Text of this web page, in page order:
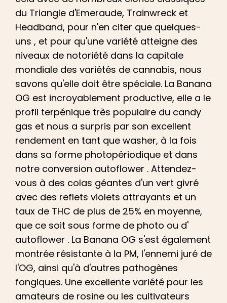
du Triangle d'Emeraude, Trainwreck et
Headband, pour n'en citer que quelques-
uns , et pour qu'une variété atteigne des
niveaux de notoriété dans la capitale
mondiale des variétés de cannabis, nous
savons qu'elle doit être spéciale. La Banana
OG est incroyablement productive, elle a le
profil terpénique très populaire du candy
gas et nous a surpris par son excellent
rendement en tant que washer, à la fois
dans sa forme photopériodique et dans
notre conversion autoflower . Attendez-
vous à des colas géantes d'un vert givré
avec des reflets violets attrayants et un
taux de THC de plus de 25% en moyenne,
que ce soit sous forme de photo ou d'
autoflower . La Banana OG s'est également
montrée résistante à la PM, l'ennemi juré de
l'OG, ainsi qu'à d'autres pathogènes
fongiques. Une excellente variété pour les
amateurs de rosine ou les cultivateurs